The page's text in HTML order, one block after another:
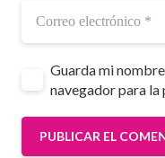
Guarda mi
navegador para la
PUBLICAR EL